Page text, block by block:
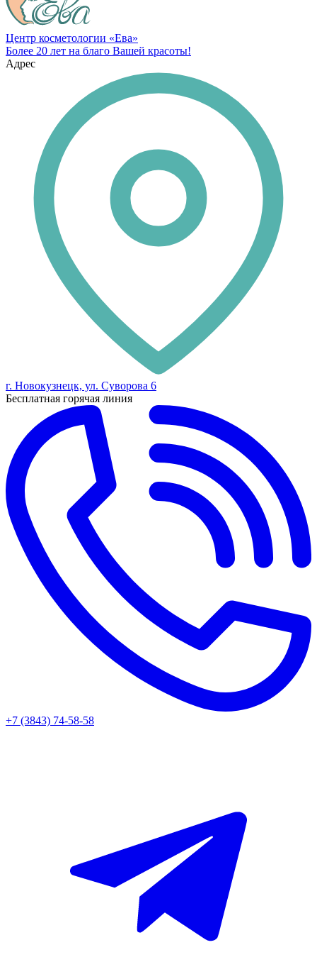
Центр косметологии «Ева»
Более 20 лет на благо Вашей красоты!
Адрес
г. Новокузнецк, ул. Суворова 6
Бесплатная горячая линия
+7 (3843) 74-58-58